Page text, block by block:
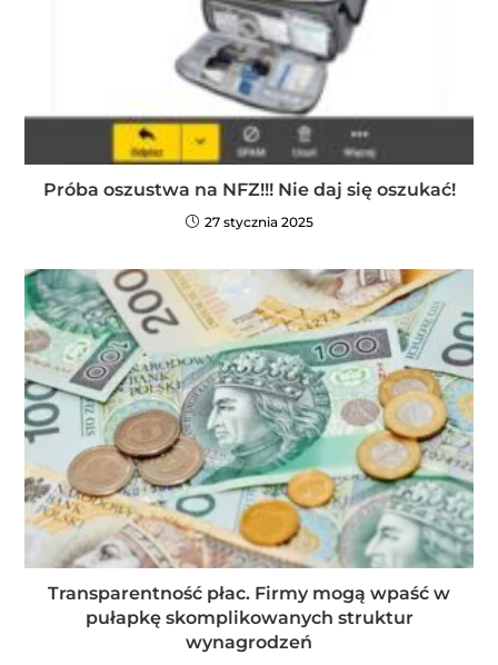
Próba oszustwa na NFZ!!! Nie daj się oszukać!
27 stycznia 2025
Transparentność płac. Firmy mogą wpaść w
pułapkę skomplikowanych struktur
wynagrodzeń